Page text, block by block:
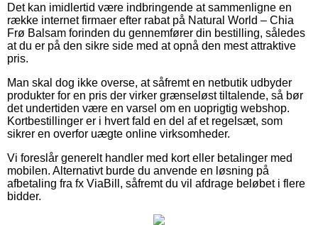
Det kan imidlertid være indbringende at sammenligne en
række internet firmaer efter rabat på Natural World – Chia
Frø Balsam forinden du gennemfører din bestilling, således
at du er på den sikre side med at opnå den mest attraktive
pris.
Man skal dog ikke overse, at såfremt en netbutik udbyder
produkter for en pris der virker grænseløst tiltalende, så bør
det undertiden være en varsel om en uoprigtig webshop.
Kortbestillinger er i hvert fald en del af et regelsæt, som
sikrer en overfor uægte online virksomheder.
Vi foreslår generelt handler med kort eller betalinger med
mobilen. Alternativt burde du anvende en løsning på
afbetaling fra fx ViaBill, såfremt du vil afdrage beløbet i flere
bidder.